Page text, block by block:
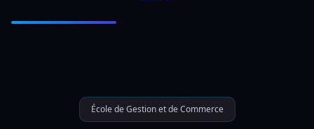
École de Gestion et de Commerce